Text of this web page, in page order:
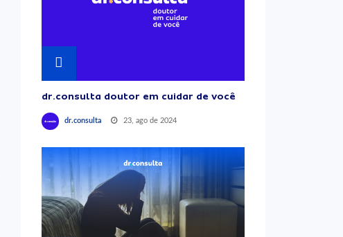
dr.consulta doutor em cuidar de você
dr.consulta 23, ago de 2024